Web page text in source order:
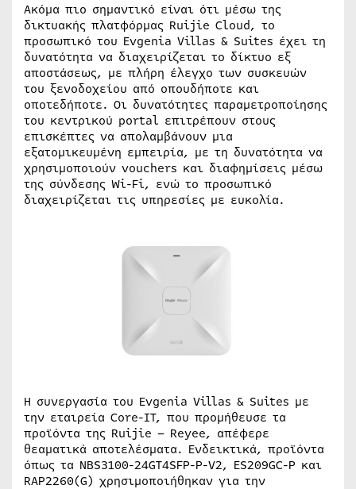
Ακόμα πιο σημαντικό είναι ότι μέσω της
δικτυακής πλατφόρμας Ruijie Cloud, το
προσωπικό του Evgenia Villas & Suites έχει τη
δυνατότητα να διαχειρίζεται το δίκτυο εξ
αποστάσεως, με πλήρη έλεγχο των συσκευών
του ξενοδοχείου από οπουδήποτε και
οποτεδήποτε. Οι δυνατότητες παραμετροποίησης
του κεντρικού portal επιτρέπουν στους
επισκέπτες να απολαμβάνουν μια
εξατομικευμένη εμπειρία, με τη δυνατότητα να
χρησιμοποιούν vouchers και διαφημίσεις μέσω
της σύνδεσης Wi-Fi, ενώ το προσωπικό
διαχειρίζεται τις υπηρεσίες με ευκολία.
Η συνεργασία του Evgenia Villas & Suites με
την εταιρεία Core-IT, που προμήθευσε τα
προϊόντα της Ruijie – Reyee, απέφερε
θεαματικά αποτελέσματα. Ενδεικτικά, προϊόντα
όπως τα NBS3100-24GT4SFP-P-V2, ES209GC-P και
RAP2260(G) χρησιμοποιήθηκαν για την